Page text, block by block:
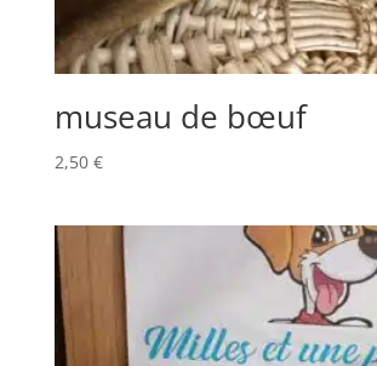
museau de bœuf
2,50 €